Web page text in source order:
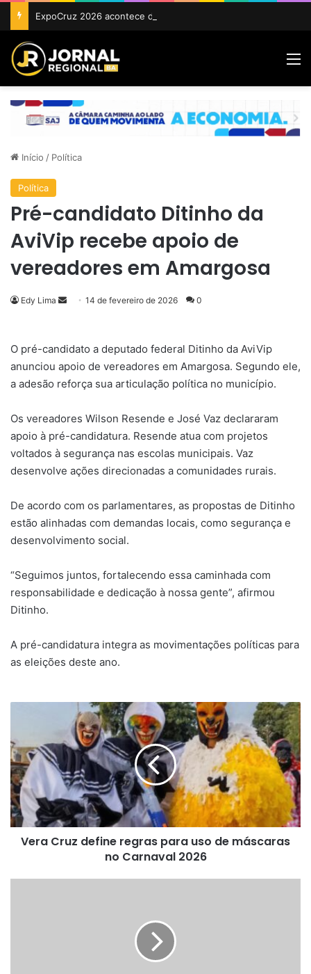
Início / Política
Política
Pré-candidato Ditinho da
AviVip recebe apoio de
vereadores em Amargosa
Edy Lima
Mande
mail
14 de fevereiro de 2026 0
O pré-candidato a deputado federal Ditinho da AviVip
anunciou apoio de vereadores em Amargosa. Segundo ele,
a adesão reforça sua articulação política no município.
Os vereadores Wilson Resende e José Vaz declararam
apoio à pré-candidatura. Resende atua com projetos
voltados à segurança nas escolas municipais. Vaz
desenvolve ações direcionadas a comunidades rurais.
De acordo com os parlamentares, as propostas de Ditinho
estão alinhadas com demandas locais, como segurança e
desenvolvimento social.
“Seguimos juntos, fortalecendo essa caminhada com
responsabilidade e dedicação à nossa gente”, afirmou
Ditinho.
A pré-candidatura integra as movimentações políticas para
as eleições deste ano.
regras
para
uso
de
máscaras
no
Carnaval
Vera Cruz define regras para uso de máscaras
no Carnaval 2026